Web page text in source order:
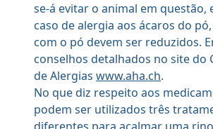
se-á evitar o animal em questão,
caso de alergia aos ácaros do
com o pó devem ser reduzidos.
conselhos detalhados no site do
de Alergias www.aha.ch.
No que diz respeito aos
podem ser utilizados três